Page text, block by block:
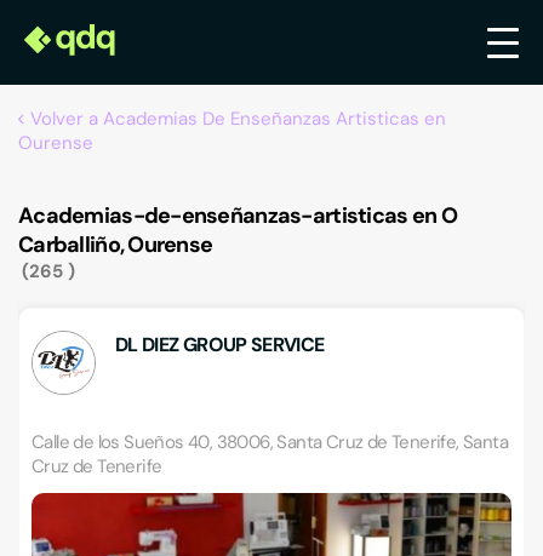
Volver a Academias De Enseñanzas Artisticas en
Ourense
Academias-de-enseñanzas-artisticas en O
Carballiño, Ourense
265
DL DIEZ GROUP SERVICE
Calle de los Sueños 40, 38006, Santa Cruz de Tenerife, Santa
Cruz de Tenerife